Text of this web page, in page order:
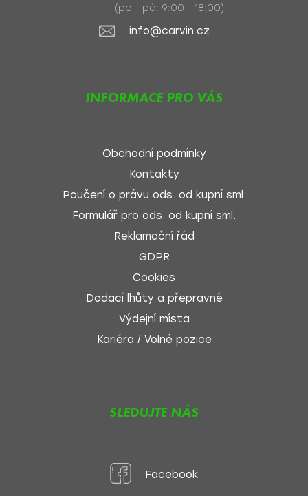
(po - pá: 9:00 - 18:00)
info@carvin.cz
INFORMACE PRO VÁS
Obchodní podmínky
Kontakty
Poučení o právu ods. od kupní sml.
Formulář pro ods. od kupní sml.
Reklamační řád
GDPR
Cookies
Dodací lhůty a přepravné
Výdejní místa
Kariéra / Volné pozice
SLEDUJTE NÁS
Facebook